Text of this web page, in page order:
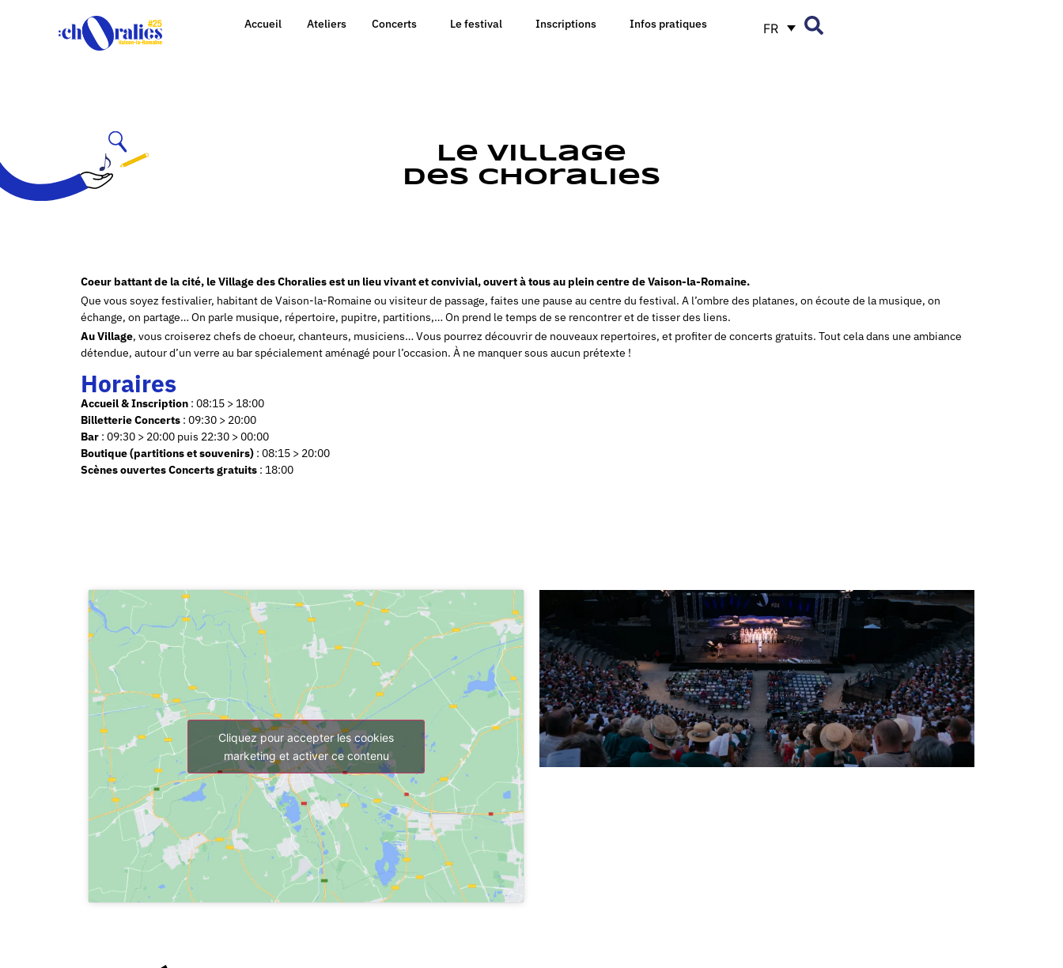
Accueil Ateliers Concerts Le festival Inscriptions Infos pratiques FR
Le Village
des Choralies
Coeur battant de la cité, le Village des Choralies est un lieu vivant et convivial, ouvert à tous au plein centre de Vaison-la-Romaine.
Que vous soyez festivalier, habitant de Vaison-la-Romaine ou visiteur de passage, faites une pause au centre du festival. A l’ombre des platanes, on écoute de la musique, on
échange, on partage… On parle musique, répertoire, pupitre, partitions,… On prend le temps de se rencontrer et de tisser des liens.
Au Village, vous croiserez chefs de choeur, chanteurs, musiciens… Vous pourrez découvrir de nouveaux repertoires, et profiter de concerts gratuits. Tout cela dans une ambiance
détendue, autour d’un verre au bar spécialement aménagé pour l’occasion. À ne manquer sous aucun prétexte !
Horaires
Accueil & Inscription : 08:15 > 18:00
Billetterie Concerts : 09:30 > 20:00
Bar : 09:30 > 20:00 puis 22:30 > 00:00
Boutique (partitions et souvenirs) : 08:15 > 20:00
Scènes ouvertes Concerts gratuits : 18:00
Cliquez pour accepter les cookies
marketing et activer ce contenu